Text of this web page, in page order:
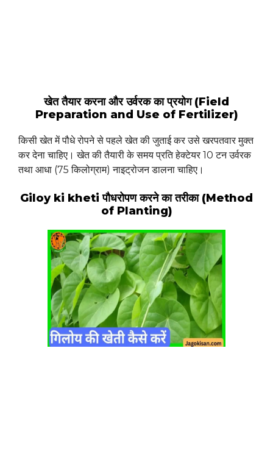
खेत तैयार करना और उर्वरक का प्रयोग (Field
Preparation and Use of Fertilizer)
किसी खेत में पौधे रोपने से पहले खेत की जुताई कर उसे खरपतवार मुक्त
कर देना चाहिए। खेत की तैयारी के समय प्रति हेक्टेयर 10 टन उर्वरक
तथा आधा (75 किलोग्राम) नाइट्रोजन डालना चाहिए।
Giloy ki kheti पौधरोपण करने का तरीका (Method
of Planting)